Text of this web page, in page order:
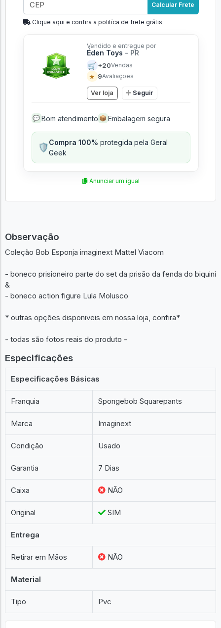
Calcular Frete
Clique aqui e confira a politíca de frete grátis
Vendido e entregue por
Éden Toys - PR
🛒 +20Vendas
★ 9Avaliações
Ver loja Seguir
💬 Bom atendimento 📦 Embalagem segura
🛡️Compra 100% protegida pela Geral
Geek
Anunciar um igual
Observação
Coleção Bob Esponja imaginext Mattel Viacom
- boneco prisioneiro parte do set da prisão da fenda do biquini
&
- boneco action figure Lula Molusco
* outras opções disponiveis em nossa loja, confira*
- todas são fotos reais do produto -
Especificações
Especificações Básicas
Franquia Spongebob Squarepants
Marca Imaginext
Condição Usado
Garantia 7 Dias
Caixa NÃO
Original SIM
Entrega
Retirar em Mãos NÃO
Material
Tipo Pvc